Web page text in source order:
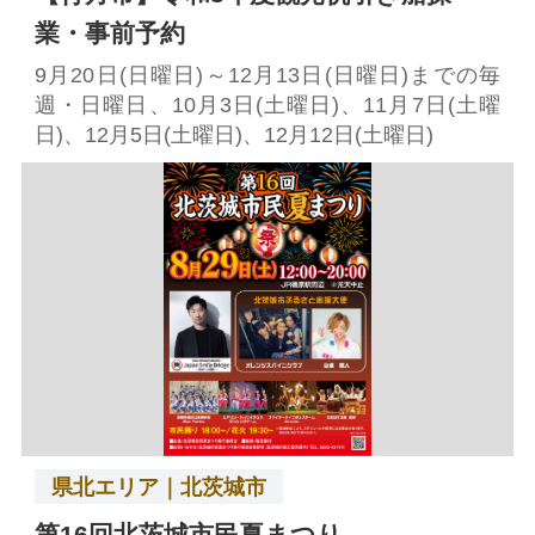
業・事前予約
9月20日(日曜日)～12月13日(日曜日)までの毎
週・日曜日、10月3日(土曜日)、11月7日(土曜
日)、12月5日(土曜日)、12月12日(土曜日)
県北エリア｜北茨城市